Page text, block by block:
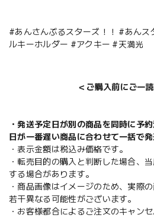
#あんさんぶるスターズ！！ #あんス
ルキーホルダー #アクキー #天満光
＜ご購入前にご一
・発送予定日が別の商品を同時に予
日が一番遅い商品に合わせて一括で発
・表示金額は税込み価格です。
・転売目的の購入と判断した場合、
する場合があります。
・商品画像はイメージのため、実際
若干異なる可能性がございます。
・お客様都合によるご注文のキャン